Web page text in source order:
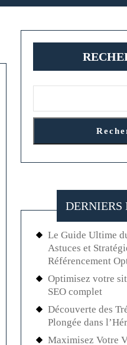
DERNIERS
Le Guide Ultime
Astuces et
Référencement
Optimisez votre
SEO complet
Découverte des
Plongée dans
Maximisez Votre